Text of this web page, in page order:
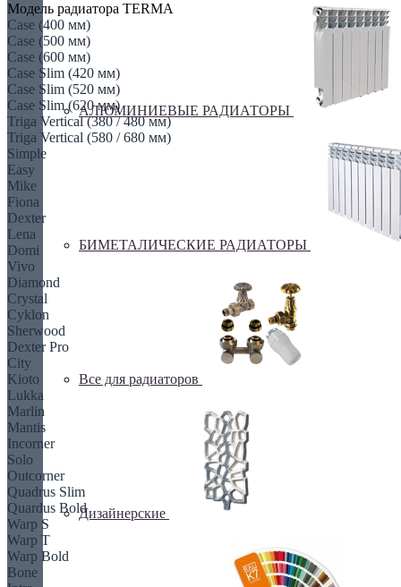
АЛЮМИНИЕВЫЕ РАДИАТОРЫ
БИМЕТАЛИЧЕСКИЕ РАДИАТОРЫ
Все для радиаторов
Дизайнерские
Модель радиатора TERMA
Case (400 мм)
Case (500 мм)
Case (600 мм)
Case Slim (420 мм)
Case Slim (520 мм)
Case Slim (620 мм)
Triga Vertical (380 / 480 мм)
Triga Vertical (580 / 680 мм)
Simple
Easy
Mike
Fiona
Dexter
Lena
Domi
Vivo
Diamond
Crystal
Cyklon
Sherwood
Dexter Pro
City
Kioto
Lukka
Marlin
Mantis
Incorner
Solo
Outcorner
Quadrus Slim
Quardus Bold
Warp S
Warp T
Warp Bold
Bone